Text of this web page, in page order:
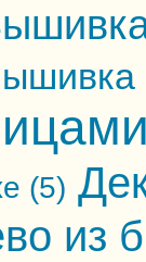
(5)
из